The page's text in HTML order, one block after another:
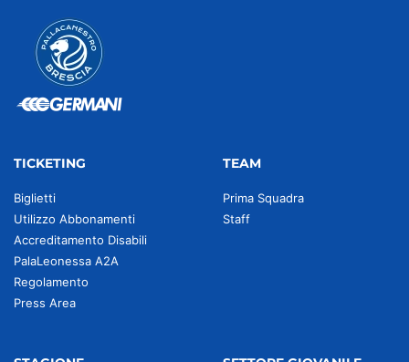
TICKETING
Biglietti
Utilizzo Abbonamenti
Accreditamento Disabili
PalaLeonessa A2A
Regolamento
Press Area
TEAM
Prima Squadra
Staff